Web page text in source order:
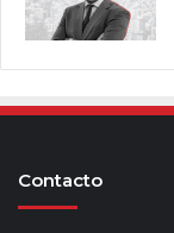
Contacto